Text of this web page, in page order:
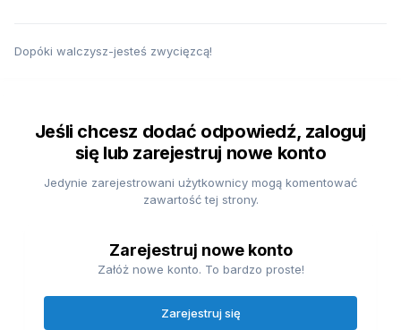
Dopóki walczysz-jesteś zwycięzcą!
Jeśli chcesz dodać odpowiedź, zaloguj
się lub zarejestruj nowe konto
Jedynie zarejestrowani użytkownicy mogą komentować
zawartość tej strony.
Zarejestruj nowe konto
Załóż nowe konto. To bardzo proste!
Zarejestruj się